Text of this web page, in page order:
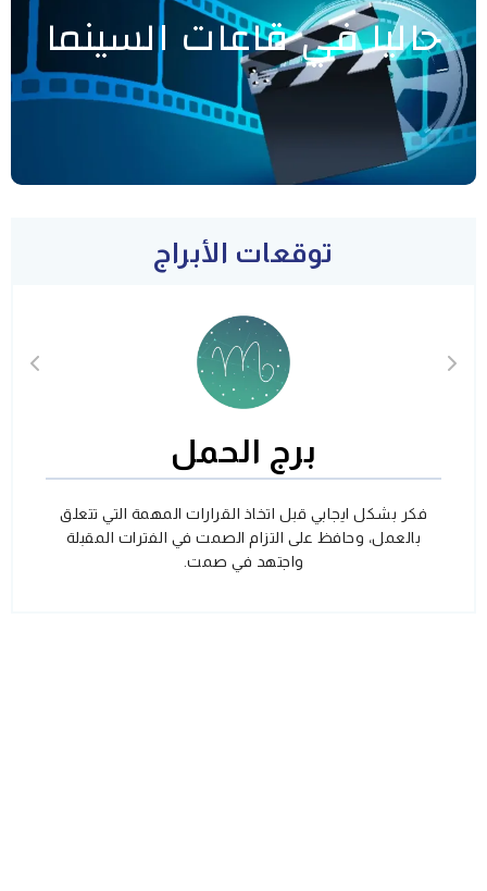
حاليا في قاعات السينما
توقعات الأبراج
برج الحمل
فكر بشكل ايجابي قبل اتخاذ القرارات المهمة التي تتعلق
بالعمل، وحافظ على التزام الصمت في الفترات المقبلة
واجتهد في صمت.